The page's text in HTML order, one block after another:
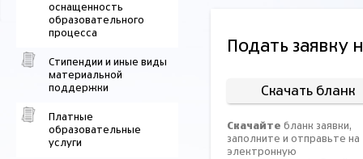
оснащенность
образовательного
процесса
Стипендии и иные виды
материальной
поддержки
Платные
образовательные
услуги
Подать заявку
Скачать бланк
Скачайте бланк заявки,
заполните и отправьте на
электронную